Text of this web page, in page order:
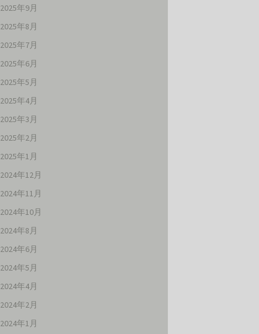
2025年9月
2025年8月
2025年7月
2025年6月
2025年5月
2025年4月
2025年3月
2025年2月
2025年1月
2024年12月
2024年11月
2024年10月
2024年8月
2024年6月
2024年5月
2024年4月
2024年2月
2024年1月